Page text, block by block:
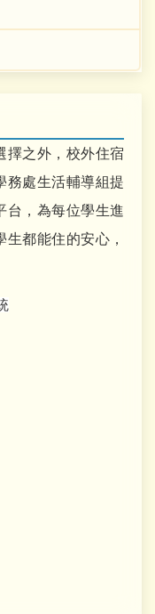
擇之外，校外住宿
務處生活輔導組提
， 為每位學生進
都能住的安心，